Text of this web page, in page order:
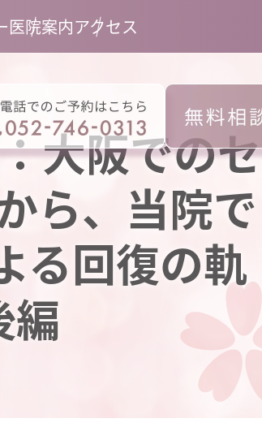
医院案内アクセス
大阪でのセ
ら、当院で
る回復の軌